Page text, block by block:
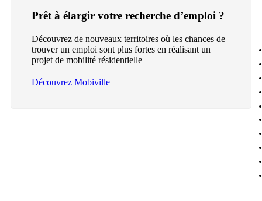
Prêt à élargir votre recherche d’emploi ?
Découvrez de nouveaux territoires où les chances de
trouver un emploi sont plus fortes en réalisant un
projet de mobilité résidentielle
Découvrez Mobiville